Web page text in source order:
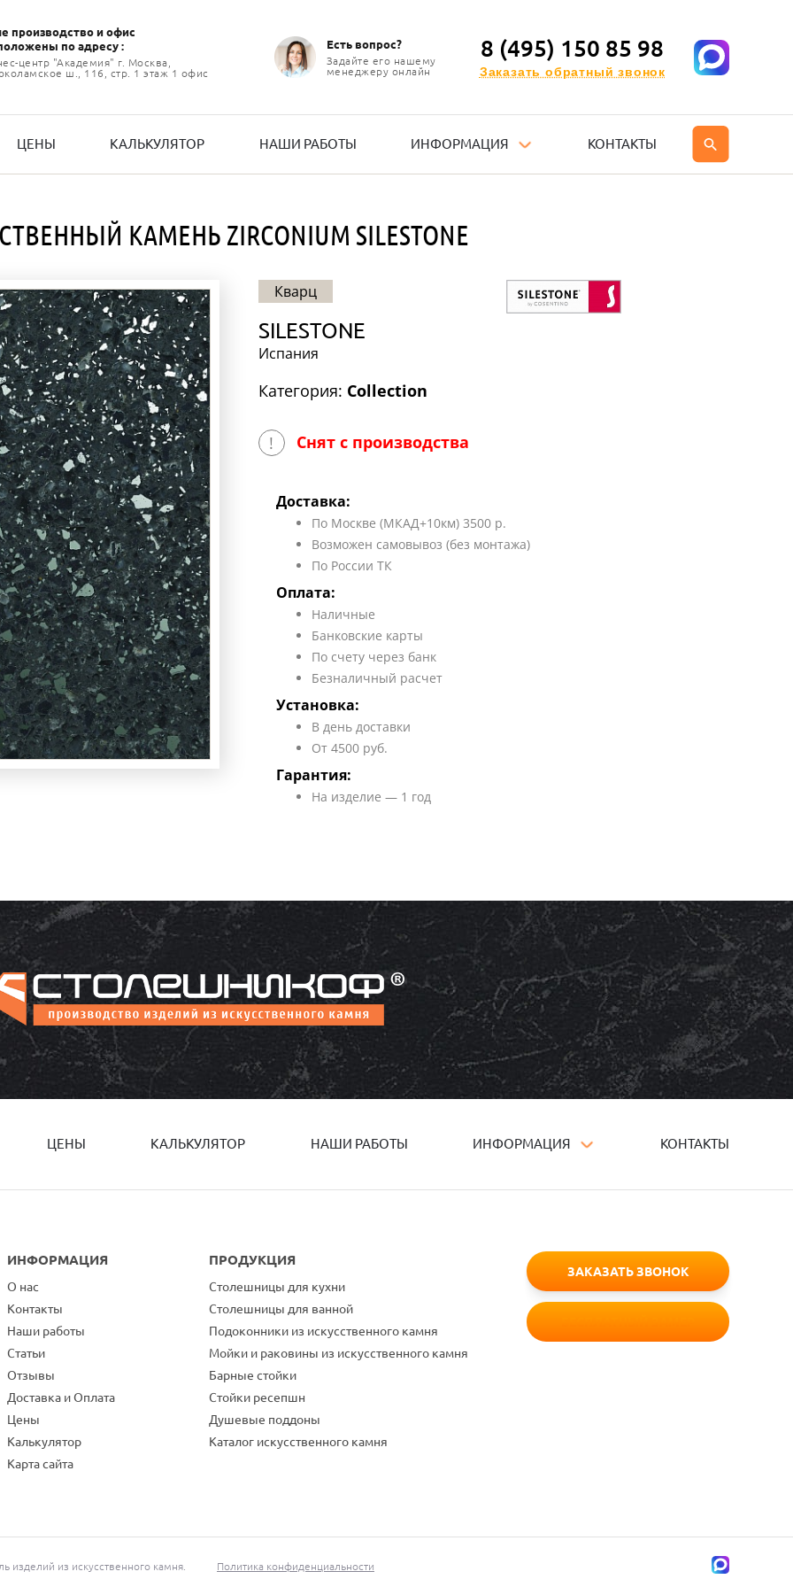
производство и офиc
по адресу :
центр "Академия" г. Москва,
ш., 116, стр. 1 этаж 1 офис
Есть вопрос?
Задайте его нашему
менеджеру онлайн
8 (495) 150 85 98
Заказать обратный звонок
ЦЕНЫ КАЛЬКУЛЯТОР НАШИ РАБОТЫ ИНФОРМАЦИЯ КОНТАКТЫ
КАМЕНЬ ZIRCONIUM SILESTONE
Кварц
SILESTONE
Испания
Категория: Collection
! Снят с производства
Доставка:
По Москве (МКАД+10км) 3500 р.
Возможен самовывоз (без монтажа)
По России ТК
Оплата:
Наличные
Банковские карты
По счету через банк
Безналичный расчет
Установка:
В день доставки
От 4500 руб.
Гарантия:
На изделие — 1 год
ЦЕНЫ КАЛЬКУЛЯТОР НАШИ РАБОТЫ ИНФОРМАЦИЯ КОНТАКТЫ
ИНФОРМАЦИЯ
О нас
Контакты
Наши работы
Статьи
Отзывы
Доставка и Оплата
Цены
Калькулятор
Карта сайта
ПРОДУКЦИЯ
Столешницы для кухни
Столешницы для ванной
Подоконники из искусственного камня
Мойки и раковины из искусственного камня
Барные стойки
Стойки ресепшн
Душевые поддоны
Каталог искусственного камня
ЗАКАЗАТЬ ЗВОНОК
из искусственного камня. Политика конфиденциальности